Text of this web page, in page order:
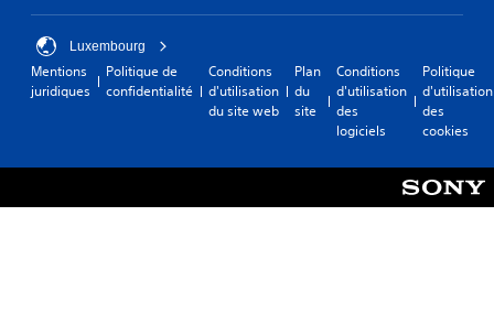
Luxembourg
Mentions
juridiques
Politique de
confidentialité
Conditions
d'utilisation
du site web
Plan
du
site
Conditions
d'utilisation
des
logiciels
Politique
d'utilisation
des
cookies